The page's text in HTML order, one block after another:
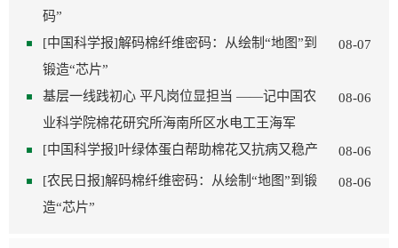
码”
08-07
[中国科学报]解码棉纤维密码：从绘制“地图”到
锻造“芯片”
08-06
基层一线践初心 平凡岗位显担当 ——记中国农
业科学院棉花研究所海南所区水电工王海军
08-06
[中国科学报]叶绿体蛋白帮助棉花又抗病又稳产
08-06
[农民日报]解码棉纤维密码：从绘制“地图”到锻
造“芯片”